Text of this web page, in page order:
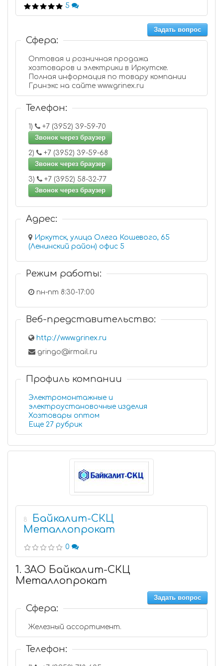
5
Задать вопрос
Сфера:
Оптовая и розничная продажа
хозтоваров и электрики в Иркутске.
Полная информация по товару компании
Гринэкс на сайте www.grinex.ru
Телефон:
1)
+7 (3952) 39-59-70
Звонок через браузер
2)
+7 (3952) 39-59-68
Звонок через браузер
3)
+7 (3952) 58-32-77
Звонок через браузер
Адрес:
Иркутск, улица Олега Кошевого, 65
(Ленинский район) офис 5
Режим работы:
пн-пт 8:30-17:00
Веб-представительство:
http://www.grinex.ru
gringo@irmail.ru
Профиль компании
Электромонтажные и
электроустановочные изделия
Хозтовары оптом
Еще 27 рубрик
8
Байкалит-СКЦ
Металлопрокат
0
1. ЗАО Байкалит-СКЦ
Металлопрокат
Задать вопрос
Сфера:
Железный ассортимент.
Телефон: